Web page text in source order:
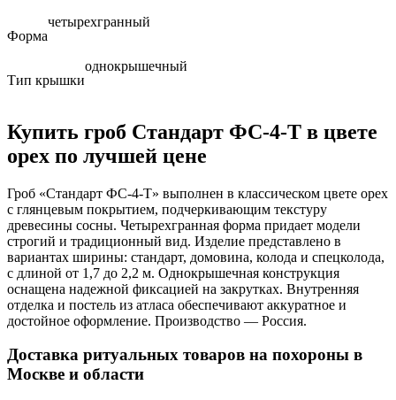
Форма
четырехгранный
Тип крышки
однокрышечный
Купить гроб Стандарт ФС-4-Т в цвете
орех по лучшей цене
Гроб «Стандарт ФС-4-Т» выполнен в классическом цвете орех
с глянцевым покрытием, подчеркивающим текстуру
древесины сосны. Четырехгранная форма придает модели
строгий и традиционный вид. Изделие представлено в
вариантах ширины: стандарт, домовина, колода и спецколода,
с длиной от 1,7 до 2,2 м. Однокрышечная конструкция
оснащена надежной фиксацией на закрутках. Внутренняя
отделка и постель из атласа обеспечивают аккуратное и
достойное оформление. Производство — Россия.
Доставка ритуальных товаров на похороны в
Москве и области